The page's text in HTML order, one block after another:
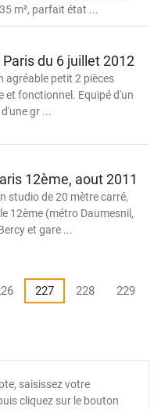
m², parfait état ...
du 6 juillet 2012
agréable petit 2 pièces
et fonctionnel. Equipé d'un
gr ...
12ème, aout 2011
studio de 20 mètre carré,
12ème (métro Daumesnil,
et gare ...
227 228
229
saisissez votre
cliquez sur le bouton